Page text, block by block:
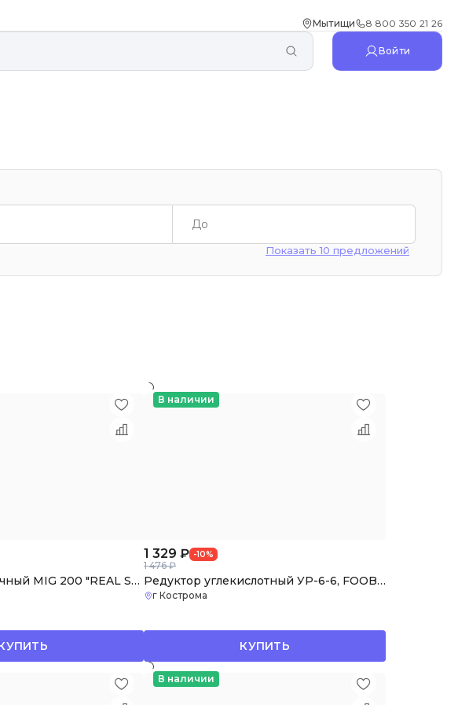
Мытищи 8 800 350 21 26
Войти
Показать 10 предложений
Инвертор сварочный MIG 200 "REAL SMART" (N2A5) Black (маска+краги)
В наличии
1 329 ₽ -10%
1 476 ₽
Редуктор углекислотный УР-6-6, FOOB, F50.30.1
г Кострома
КУПИТЬ
В наличии